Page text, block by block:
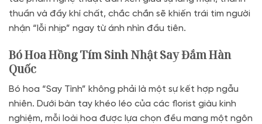
thuần và đầy khí chất, chắc chắn sẽ khiến trái tim người
nhận “lỗi nhịp” ngay từ ánh nhìn đầu tiên.
Bó Hoa Hồng Tím Sinh Nhật Say Đắm Hàn
Quốc
Bó hoa “Say Tình” không phải là một sự kết hợp ngẫu
nhiên. Dưới bàn tay khéo léo của các florist giàu kinh
nghiệm, mỗi loài hoa được lựa chọn đều mang một ngôn